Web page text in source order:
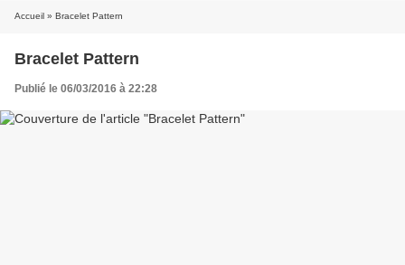
Accueil » Bracelet Pattern
Bracelet Pattern
Publié le 06/03/2016 à 22:28